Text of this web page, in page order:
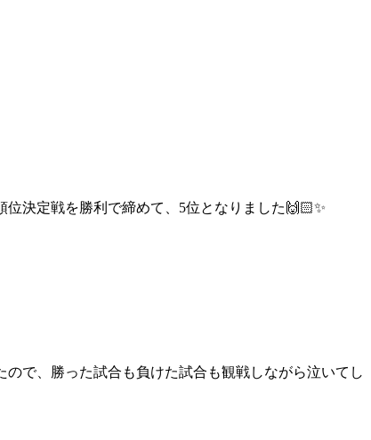
決定戦を勝利で締めて、5位となりました🙌🏻✨
で、勝った試合も負けた試合も観戦しながら泣いてし